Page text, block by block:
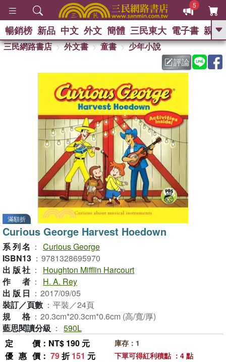
5
GO
暢銷榜 新品 中文 外文 簡體 三民東大 電子書 親子
三民網路書店 外文書 童書
少年小說
評論
滿額折
Curious George Harvest Hoedown
系列名 ： Curious George
ISBN13 ： 9781328695970
出版社 ：
Houghton Mifflin Harcourt
作者 ：
H. A. Rey
出版日 ： 2017/09/05
裝訂／頁數 ： 平裝／24頁
規格 ： 20.3cm*20.3cm*0.6cm (高/寬/厚)
藍思閱讀分級 ： 590L
定價 ：NT$ 190 元
優惠價 ： 79折151 元
庫存：1
下單可得紅利積點 ：4 點